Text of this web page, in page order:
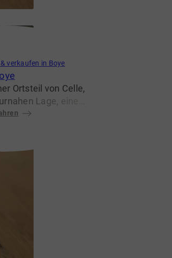
verkaufen in Boye
Ortsteil von Celle,
Lage, einer
und hohen
Boye zu einem